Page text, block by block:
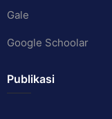
Gale
Google Schoolar
Publikasi